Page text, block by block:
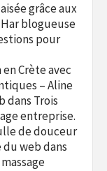
grâce aux
blogueuse
pour
Crète avec
– Aline
dans Trois
entreprise.
de douceur
du webdans